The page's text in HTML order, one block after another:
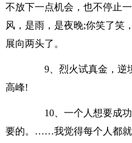
不放下一点机会，也不停止
风，是雨，是夜晚;你笑了笑
展向两头了。
9、烈火试真金，逆
高峰!
10、一个人想要成功
要的。……我觉得每个人都就